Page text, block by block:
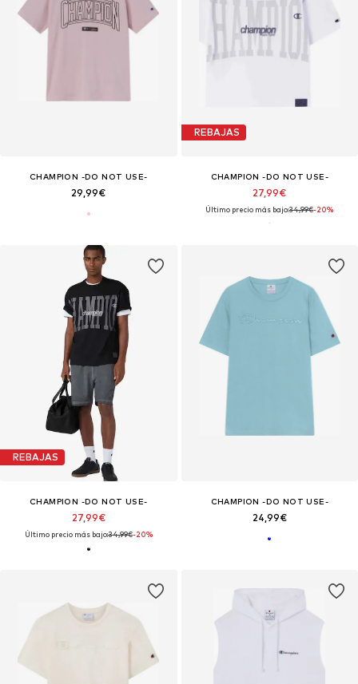
CHAMPION -DO NOT USE-
29,99€
REBAJAS
CHAMPION -DO NOT USE-
27,99€
Último precio más bajo:34,99€-20%
REBAJAS
CHAMPION -DO NOT USE-
27,99€
Último precio más bajo:34,99€-20%
CHAMPION -DO NOT USE-
24,99€